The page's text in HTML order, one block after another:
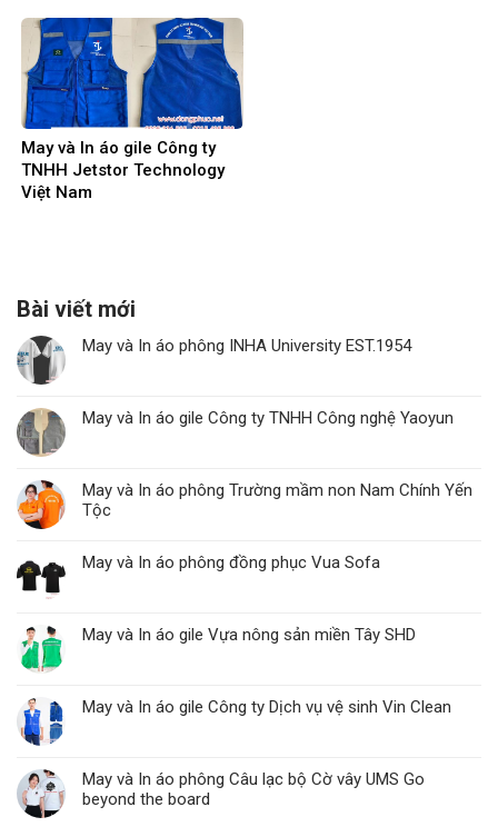
May và In áo gile Công ty
TNHH Jetstor Technology
Việt Nam
Bài viết mới
May và In áo phông INHA University EST.1954
May và In áo gile Công ty TNHH Công nghệ Yaoyun
May và In áo phông Trường mầm non Nam Chính Yến
Tộc
May và In áo phông đồng phục Vua Sofa
May và In áo gile Vựa nông sản miền Tây SHD
May và In áo gile Công ty Dịch vụ vệ sinh Vin Clean
May và In áo phông Câu lạc bộ Cờ vây UMS Go
beyond the board